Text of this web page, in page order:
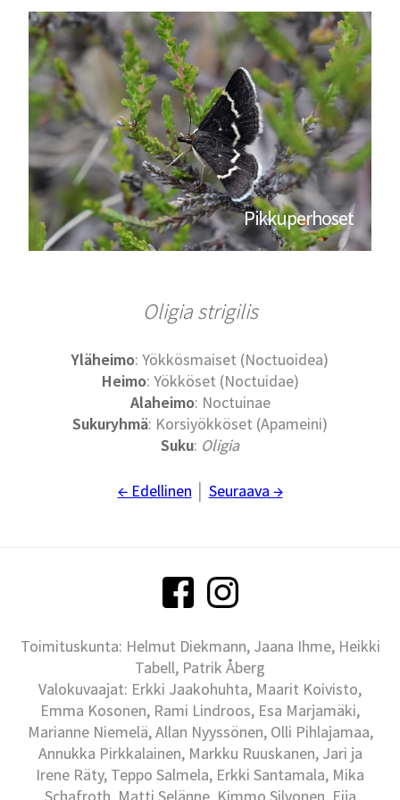
Pikkuperhoset
Oligia strigilis
Yläheimo: Yökkösmaiset (Noctuoidea)
Heimo: Yökköset (Noctuidae)
Alaheimo: Noctuinae
Sukuryhmä: Korsiyökköset (Apameini)
Suku: Oligia
← Edellinen Seuraava →
Toimituskunta: Helmut Diekmann, Jaana Ihme, Heikki
Tabell, Patrik Åberg
Valokuvaajat: Erkki Jaakohuhta, Maarit Koivisto,
Emma Kosonen, Rami Lindroos, Esa Marjamäki,
Marianne Niemelä, Allan Nyyssönen, Olli Pihlajamaa,
Annukka Pirkkalainen, Markku Ruuskanen, Jari ja
Irene Räty, Teppo Salmela, Erkki Santamala, Mika